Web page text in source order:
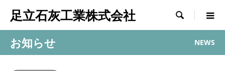
足立石灰工業株式会社 
お知らせ NEWS